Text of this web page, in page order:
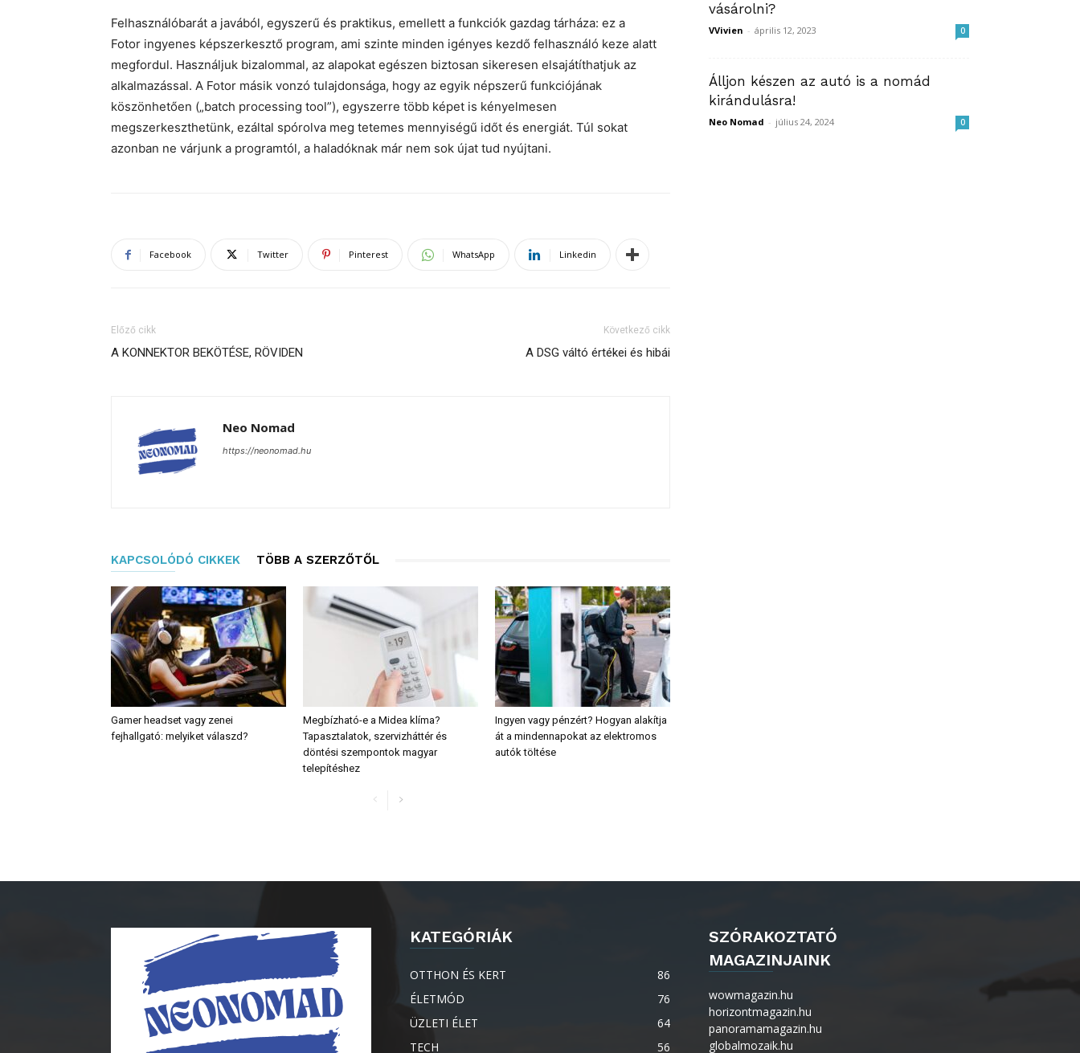
Felhasználóbarát a javából, egyszerű és praktikus, emellett a funkciók gazdag tárháza: ez a
Fotor ingyenes képszerkesztő program, ami szinte minden igényes kezdő felhasználó keze alatt
megfordul. Használjuk bizalommal, az alapokat egészen biztosan sikeresen elsajátíthatjuk az
alkalmazással. A Fotor másik vonzó tulajdonsága, hogy az egyik népszerű funkciójának
köszönhetően („batch processing tool”), egyszerre több képet is kényelmesen
megszerkeszthetünk, ezáltal spórolva meg tetemes mennyiségű időt és energiát. Túl sokat
azonban ne várjunk a programtól, a haladóknak már nem sok újat tud nyújtani.
Facebook Twitter Pinterest WhatsApp Linkedin
Előző cikk
A KONNEKTOR BEKÖTÉSE, RÖVIDEN
Következő cikk
A DSG váltó értékei és hibái
Neo Nomad
https://neonomad.hu
KAPCSOLÓDÓ CIKKEK TÖBB A SZERZŐTŐL
Gamer headset vagy zenei
fejhallgató: melyiket válaszd?
Megbízható-e a Midea klíma?
Tapasztalatok, szervizháttér és
döntési szempontok magyar
telepítéshez
Ingyen vagy pénzért? Hogyan alakítja
át a mindennapokat az elektromos
autók töltése
vásárolni?
VVivien - április 12, 2023 0
Álljon készen az autó is a nomád
kirándulásra!
Neo Nomad - július 24, 2024 0
KATEGÓRIÁK
OTTHON ÉS KERT
86
ÉLETMÓD
76
ÜZLETI ÉLET
64
TECH
56
SZÓRAKOZTATÓ
MAGAZINJAINK
wowmagazin.hu
horizontmagazin.hu
panoramamagazin.hu
globalmozaik.hu